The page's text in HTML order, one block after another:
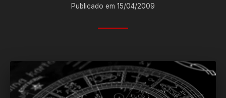
Publicado em 15/04/2009